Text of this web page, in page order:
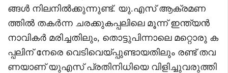
ങ്ങൾ നിലനിൽക്കുന്നുണ്ട്. യു.എസ് ആക്രമണ
ത്തിൽ തകർന്ന ചരക്കുകപ്പലിലെ മൂന്ന് ഇന്ത്യൻ
നാവികർ മരിച്ചതിലും, തൊട്ടുപിന്നാലെ മറ്റൊരു ക
പ്പലിന് നേരെ വെടിവെയ്പ്പുണ്ടായതിലും രണ്ട് തവ
ണയാണ് യുഎസ് പ്രതിനിധിയെ വിളിച്ചുവരുത്തി